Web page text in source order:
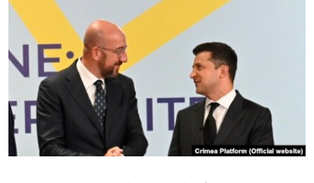
BLOGLAR
FİKİR
Русский
Українською
QOŞULIÑIZ!